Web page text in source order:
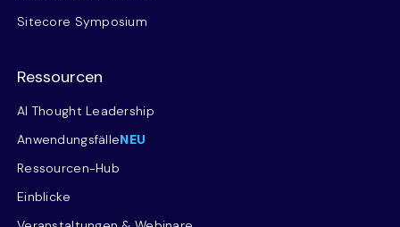
Sitecore Symposium
Ressourcen
AI Thought Leadership
AnwendungsfälleNEU
Ressourcen-Hub
Einblicke